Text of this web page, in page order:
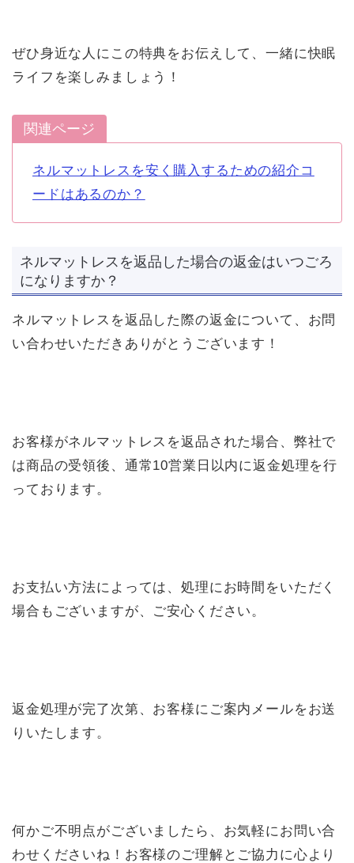
ぜひ身近な人にこの特典をお伝えして、一緒に快眠
ライフを楽しみましょう！
関連ページ
ネルマットレスを安く購入するための紹介コ
ードはあるのか？
ネルマットレスを返品した場合の返金はいつごろ
になりますか？
ネルマットレスを返品した際の返金について、お問
い合わせいただきありがとうございます！
お客様がネルマットレスを返品された場合、弊社で
は商品の受領後、通常10営業日以内に返金処理を行
っております。
お支払い方法によっては、処理にお時間をいただく
場合もございますが、ご安心ください。
返金処理が完了次第、お客様にご案内メールをお送
りいたします。
何かご不明点がございましたら、お気軽にお問い合
わせくださいね！お客様のご理解とご協力に心より